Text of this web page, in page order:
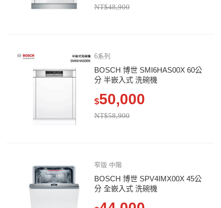
NT$48,900
6系列
BOSCH 博世 SMI6HAS00X 60公
分 半嵌入式 洗碗機
$50,000
NT$58,900
窄版 中階
BOSCH 博世 SPV4IMX00X 45公
分 全嵌入式 洗碗機